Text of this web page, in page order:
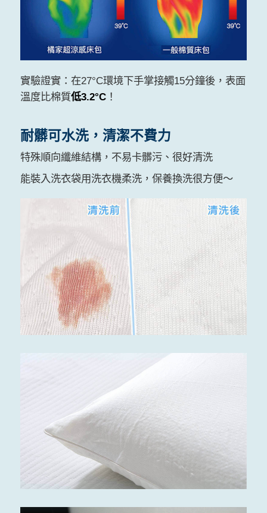
實驗證實：在27°C環境下手掌接觸15分鐘後，表面
溫度比棉質低3.2°C！
耐髒可水洗，清潔不費力
特殊順向纖維結構，不易卡髒污、很好清洗
能裝入洗衣袋用洗衣機柔洗，保養換洗很方便～